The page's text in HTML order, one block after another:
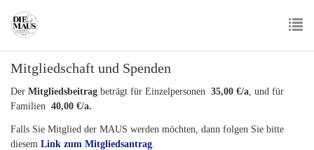
main
Mitgliedschaft und Spenden
Der Mitgliedsbeitrag beträgt für Einzelpersonen 35,00 €/a, und für
Familien 40,00 €/a.
Falls Sie Mitglied der MAUS werden möchten, dann folgen Sie bitte
diesem Link zum Mitgliedsantrag.